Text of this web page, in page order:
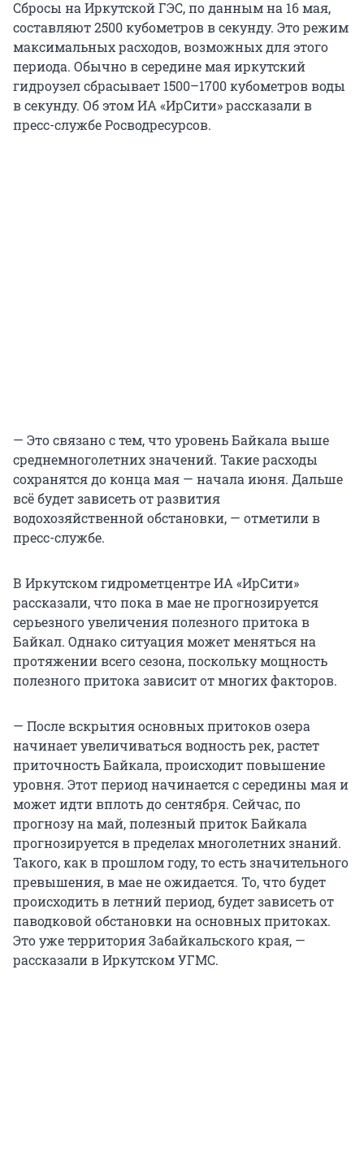
Сбросы на Иркутской ГЭС, по данным на 16 мая,
составляют 2500 кубометров в секунду. Это режим
максимальных расходов, возможных для этого
периода. Обычно в середине мая иркутский
гидроузел сбрасывает 1500–1700 кубометров воды
в секунду. Об этом ИА «ИрСити» рассказали в
пресс-службе Росводресурсов.
— Это связано с тем, что уровень Байкала выше
среднемноголетних значений. Такие расходы
сохранятся до конца мая — начала июня. Дальше
всё будет зависеть от развития
водохозяйственной обстановки, — отметили в
пресс-службе.
В Иркутском гидрометцентре ИА «ИрСити»
рассказали, что пока в мае не прогнозируется
серьезного увеличения полезного притока в
Байкал. Однако ситуация может меняться на
протяжении всего сезона, поскольку мощность
полезного притока зависит от многих факторов.
— После вскрытия основных притоков озера
начинает увеличиваться водность рек, растет
приточность Байкала, происходит повышение
уровня. Этот период начинается с середины мая и
может идти вплоть до сентября. Сейчас, по
прогнозу на май, полезный приток Байкала
прогнозируется в пределах многолетних знаний.
Такого, как в прошлом году, то есть значительного
превышения, в мае не ожидается. То, что будет
происходить в летний период, будет зависеть от
паводковой обстановки на основных притоках.
Это уже территория Забайкальского края, —
рассказали в Иркутском УГМС.